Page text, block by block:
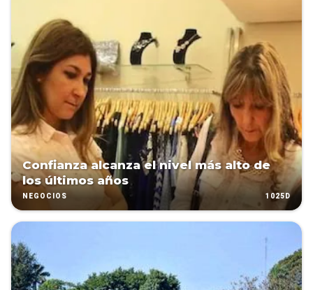
Confianza alcanza el nivel más alto de
los últimos años
NEGOCIOS 1025D